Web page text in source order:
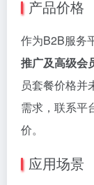
产品价格
作为B2B服务
推广及高级会
员套餐价格并
需求，联系平
价。
应用场景